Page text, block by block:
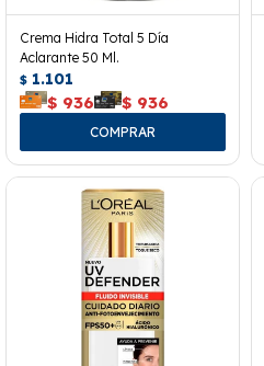
Crema Hidra Total 5 Día
Aclarante 50 Ml.
$ 1.101
$ 936 $ 936